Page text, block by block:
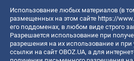
Использование любых материалов (в
размещенных на этом сайте https://
его поддоменах, в любом виде строго
Разрешается использование при
разрешения на их использование и при
ссылки на сайт OBOZ.UA, а для